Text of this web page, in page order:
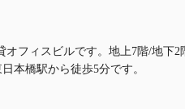
オフィスビルです。地上7階/地
本橋駅から徒歩5分です。